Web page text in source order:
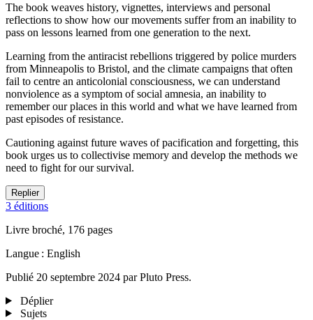
The book weaves history, vignettes, interviews and personal
reflections to show how our movements suffer from an inability to
pass on lessons learned from one generation to the next.
Learning from the antiracist rebellions triggered by police murders
from Minneapolis to Bristol, and the climate campaigns that often
fail to centre an anticolonial consciousness, we can understand
nonviolence as a symptom of social amnesia, an inability to
remember our places in this world and what we have learned from
past episodes of resistance.
Cautioning against future waves of pacification and forgetting, this
book urges us to collectivise memory and develop the methods we
need to fight for our survival.
Replier
3 éditions
Livre broché, 176 pages
Langue : English
Publié 20 septembre 2024 par Pluto Press.
Déplier
Sujets